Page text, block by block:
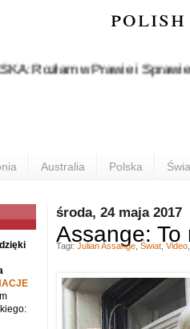
Rozłam w Prawie i
Australia Polska
środa, 24 maja 2017
Assange:
Tagi: Julian Assange Świat Video